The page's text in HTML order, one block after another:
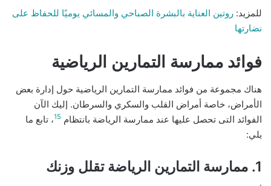
للمزيد: روتين العناية بالبشرة الصباحي والمسائي يوميًا للحفاظ على
نضارتها
فوائد ممارسة التمارين الرياضية
هناك مجموعة من فوائد ممارسة التمارين الرياضية حول إدارة بعض
الأمراض، خاصة أمراض القلب والسكري والسرطان. إليك الآن
الفوائد التى تحصل عليها عند ممارسة الرياضة بانتظام 15، تابع ما
يلي:
1. ممارسة التمارين الرياضة تقلل وزنك